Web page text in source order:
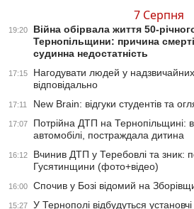
7 Серпня
19:20
Війна обірвала життя 50-
Тернопільщини: причина
судинна недостатність
17:15
Нагодувати людей у
відповідально
17:11 New Brain: відгуки студентів та
17:07
Потрійна ДТП на Тернопільщині:
автомобілі, постраждала дитина
16:12
Вчинив ДТП у Теребовлі та зник:
Гусятинщини (фото+відео)
16:00 Спочив у Бозі відомий на
15:27
У Тернополі відбудуться установчі